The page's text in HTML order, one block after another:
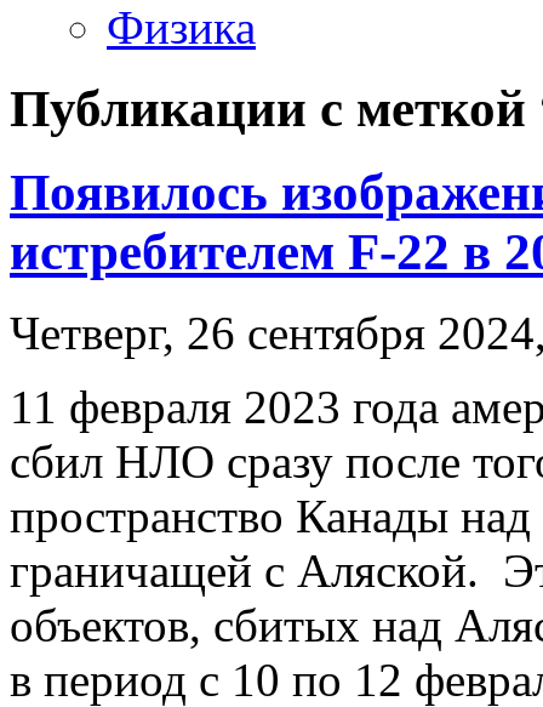
Физика
Публикации с
Появилось
истребителем F-22 в
Четверг, 26 сентября
11 февраля 2023 года
сбил НЛО сразу после
пространство Канады
граничащей с Аляской.
объектов, сбитых над
в период с 10 по 12